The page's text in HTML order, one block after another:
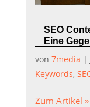
SEO
Eine
von 7media |
Keywords,
Zum Artikel »